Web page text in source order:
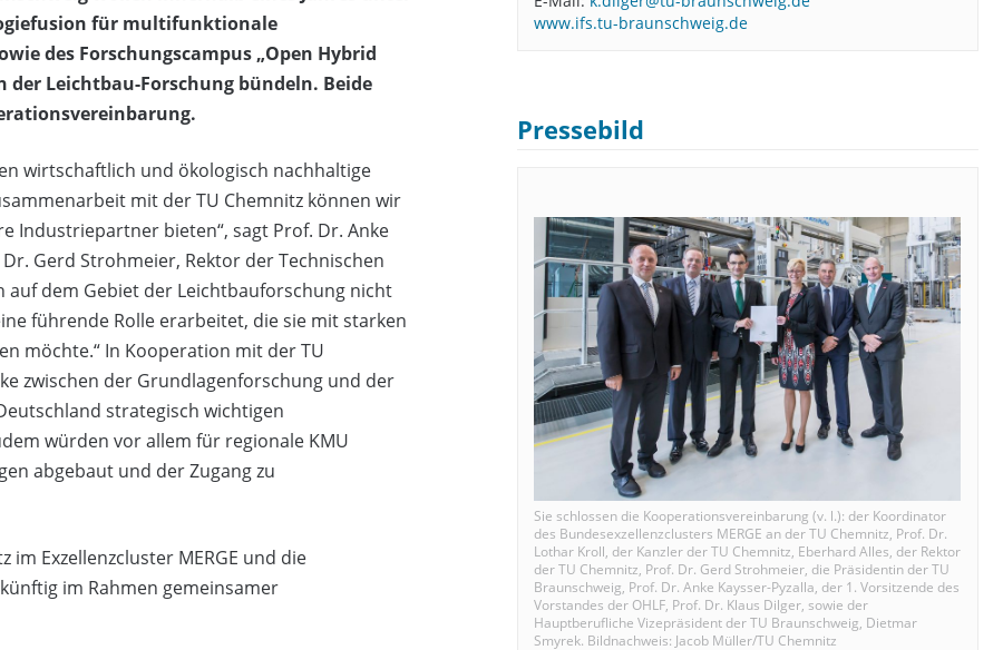
für multifunktionale
des Forschungscampus „Open Hybrid
der Leichtbau-Forschung bündeln. Beide
wirtschaftlich und ökologisch nachhaltige
mit der TU Chemnitz können wir
Industriepartner bieten“, sagt Prof. Dr. Anke
Gerd Strohmeier, Rektor der Technischen
auf dem Gebiet der Leichtbauforschung nicht
führende Rolle erarbeitet, die sie mit starken
möchte.“ In Kooperation mit der TU
zwischen der Grundlagenforschung und der
strategisch wichtigen
würden vor allem für regionale KMU
abgebaut und der Zugang zu
Exzellenzcluster MERGE und die
im Rahmen gemeinsamer
www.ifs.tu-braunschweig.de
Pressebild
Sie schlossen die Kooperationsvereinbarung (v. l.): der Koordinator
des Bundesexzellenzclusters MERGE an der TU Chemnitz, Prof. Dr.
Lothar Kroll, der Kanzler der TU Chemnitz, Eberhard Alles, der Rektor
der TU Chemnitz, Prof. Dr. Gerd Strohmeier, die Präsidentin der TU
Braunschweig, Prof. Dr. Anke Kaysser-Pyzalla, der 1. Vorsitzende des
Vorstandes der OHLF, Prof. Dr. Klaus Dilger, sowie der
Hauptberufliche Vizepräsident der TU Braunschweig, Dietmar
Smyrek. Bildnachweis: Jacob Müller/TU Chemnitz